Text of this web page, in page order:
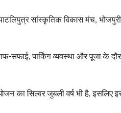
सांस्कृतिक विकास मंच,
सफाई, पार्किंग व्यवस्था और पूजा के
का सिल्वर जुबली वर्ष भी है, इसलिए